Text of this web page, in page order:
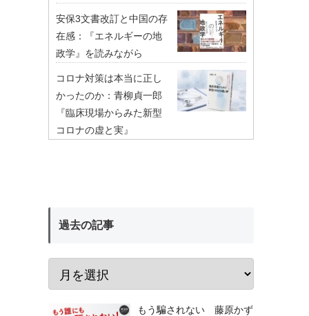
安保3文書改訂と中国の存
在感：『エネルギーの地
政学』を読みながら
コロナ対策は本当に正し
かったのか：青柳貞一郎
『臨床現場からみた新型
コロナの虚と実』
過去の記事
もう騙されない 藤原かず